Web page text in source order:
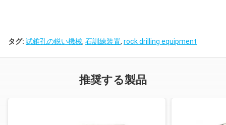
タグ: 試錐孔の鋭い機械, 石訓練装置, rock drilling equipment
推奨する製品